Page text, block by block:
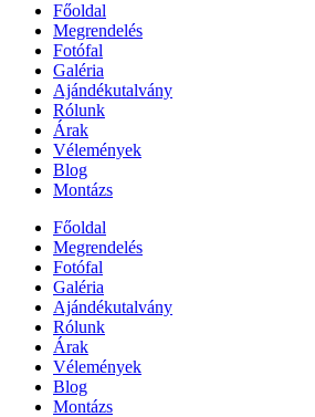
Főoldal
Megrendelés
Fotófal
Galéria
Ajándékutalvány
Rólunk
Árak
Vélemények
Blog
Montázs
Főoldal
Megrendelés
Fotófal
Galéria
Ajándékutalvány
Rólunk
Árak
Vélemények
Blog
Montázs